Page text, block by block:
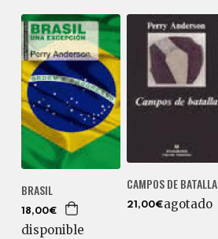
BRASIL
18,00€
disponible
CAMPOS DE BATALLA
21,00€agotado